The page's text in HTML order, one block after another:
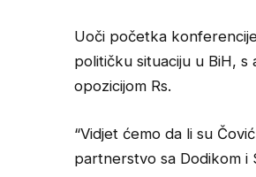
Uoči početka
političku situaciju u BiH, s
opozicijom Rs.
“Vidjet ćemo da li su
partnerstvo sa Dodikom i